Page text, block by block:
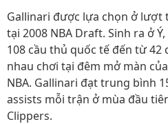
Gallinari được lựa chọn ở lượt
tại 2008 NBA Draft. Sinh ra ở
108 cầu thủ quốc tế đến từ 42
nhau chơi tại đêm mở màn
NBA. Gallinari đạt trung bình
assists mỗi trận ở mùa đầu
Clippers.